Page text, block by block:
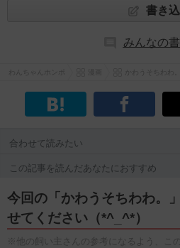
書き
みんなの
合わせて読みたい
この記事を読んだあなたにおすすめ
今回の「かわうそちわわ。
せてください（*^_^*）
※他の飼い主さんの参考になるよう、こ